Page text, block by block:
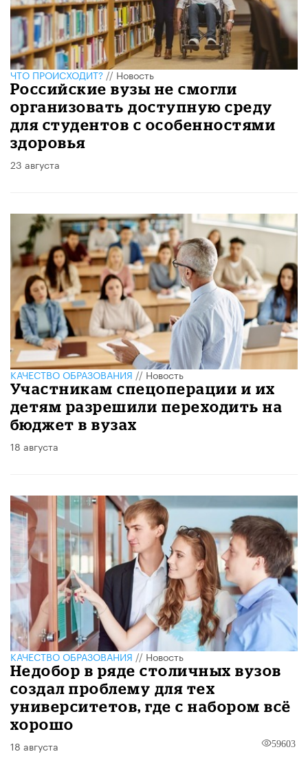
ЧТО ПРОИСХОДИТ?//Новость
Российские вузы не смогли
организовать доступную среду
для студентов с особенностями
здоровья
23 августа
КАЧЕСТВО ОБРАЗОВАНИЯ//Новость
Участникам спецоперации и их
детям разрешили переходить на
бюджет в вузах
18 августа
КАЧЕСТВО ОБРАЗОВАНИЯ//Новость
Недобор в ряде столичных вузов
создал проблему для тех
университетов, где с набором всё
хорошо
18 августа 59603